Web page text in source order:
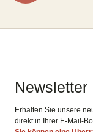
Newsletter
Erhalten Sie unsere
direkt in Ihrer E-Mail-